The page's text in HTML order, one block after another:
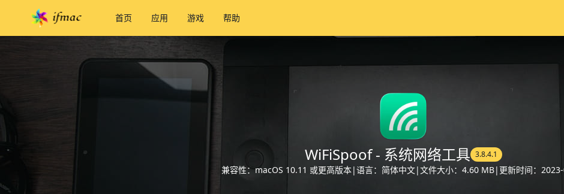
首页 应用 游戏 帮助
WiFiSpoof - 系统网络工具 3.8.4.1
兼容性：macOS 10.11 或更高版本|语言：简体中文|文件大小：4.60 MB| 更新时间：